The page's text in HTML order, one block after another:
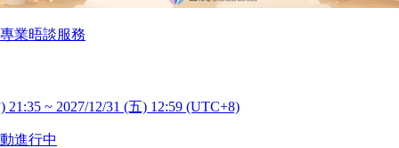
業晤談服務
21:35 ~ 2027/12/31 (五) 12:59 (UTC+8)
進行中